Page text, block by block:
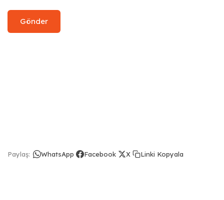
Paylaş: WhatsApp Facebook X Linki Kopyala